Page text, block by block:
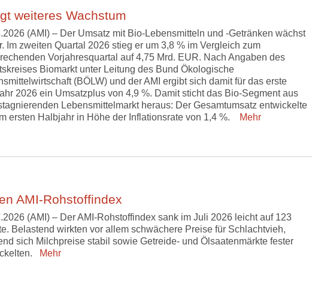
weiteres Wachstum
(AMI) – Der Umsatz mit Bio-Lebensmitteln und -Getränken wächst
Im zweiten Quartal 2026 stieg er um 3,8 % im Vergleich zum
Vorjahresquartal auf 4,75 Mrd. EUR. Nach Angaben des
Biomarkt unter Leitung des Bund Ökologische
(BÖLW) und der AMI ergibt sich damit für das erste
2026 ein Umsatzplus von 4,9 %. Damit sticht das Bio-Segment aus
Lebensmittelmarkt heraus: Der Gesamtumsatz entwickelte
ersten Halbjahr in Höhe der Inflationsrate von 1,4 %.
Mehr
AMI-Rohstoffindex
(AMI) – Der AMI-Rohstoffindex sank im Juli 2026 leicht auf 123
Belastend wirkten vor allem schwächere Preise für Schlachtvieh,
sich Milchpreise stabil sowie Getreide- und Ölsaatenmärkte fester
Mehr